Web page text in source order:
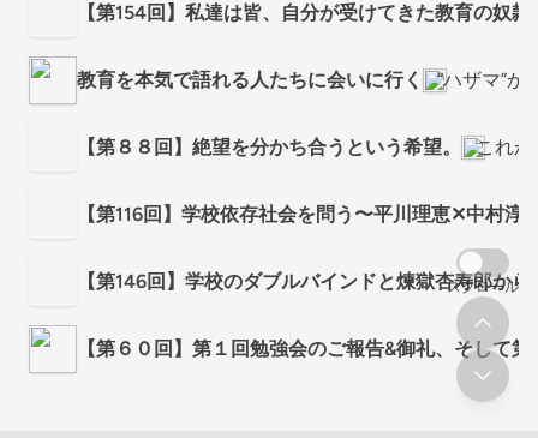
【第154回】私達は皆、自分が受けてきた教育の奴隷
教育を本気で語れる人たちに会いに行く “ハザマ”か
【第８８回】絶望を分かち合うという希望。 これか
【第116回】学校依存社会を問う〜平川理恵✕中村淳
【第146回】学校のダブルバインドと煉獄杏寿郎か
【第６０回】第１回勉強会のご報告&御礼、そして
スクロール